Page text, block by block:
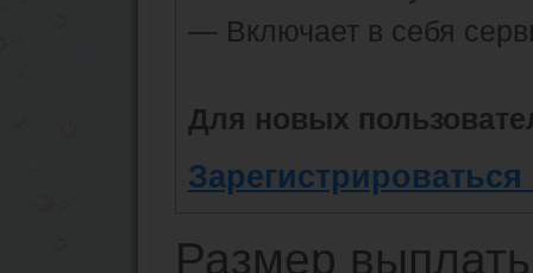
— Включает в себя
Для новых
Размер